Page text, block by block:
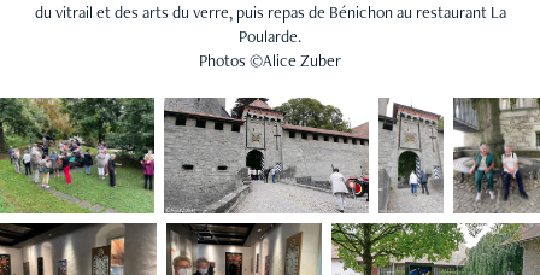
du vitrail et des arts du verre, puis repas de Bénichon au restaurant La
Poularde.
Photos ©Alice Zuber